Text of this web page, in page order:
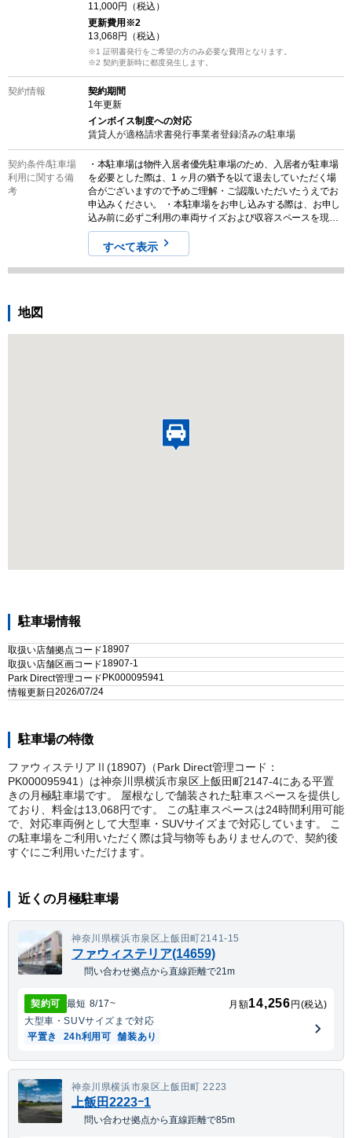
11,000円（税込）
更新費用※2
13,068円（税込）
※1 証明書発行をご希望の方のみ必要な費用となります。
※2 契約更新時に都度発生します。
契約情報
契約期間
1 年更新
インボイス制度への対応
賃貸人が適格請求書発行事業者登録済みの駐車場
契約条件/駐車場
利用に関する備
考
・本駐車場は物件入居者優先駐車場のため、入居者が駐車場
を必要とした際は、1 ヶ月の猶予を以て退去していただく場
合がございますので予めご理解・ご認識いただいたうえでお
申込みください。 ・本駐車場をお申し込みする際は、お申し
込み前に必ずご利用の車両サイズおよび収容スペースを現地
でご確認ください。また、募集情報と実際の現地の状況が異
なる場合がございます。その場合は、現況を優先させていた
だきますので気になる方はお申し込みをご遠慮ください。な
お、契約締結後のキャンセルやクレームに対する返金は一切
すべて表示
地図
駐車場情報
取扱い店舗拠点コード18907
取扱い店舗区画コード18907-1
Park Direct管理コードPK000095941
情報更新日2026/07/24
駐車場の特徴
ファウィステリアⅡ(18907)（Park Direct管理コード：
PK000095941）は神奈川県横浜市泉区上飯田町2147-4にある平置
きの月極駐車場です。 屋根なしで舗装された駐車スペースを提供し
ており、料金は13,068円です。 この駐車スペースは24時間利用可能
で、対応車両例として大型車・SUVサイズまで対応しています。 こ
の駐車場をご利用いただく際は貸与物等もありませんので、契約後
すぐにご利用いただけます。
近くの月極駐車場
神奈川県横浜市泉区上飯田町2141-15
ファウィステリア(14659)
問い合わせ拠点から直線距離で21m
契約可 最短 8/17~ 月額14,256円(税込)
大型車・SUVサイズまで対応
平置き
24h利用可 舗装あり
神奈川県横浜市泉区上飯田町 2223
上飯田2223ｰ1
問い合わせ拠点から直線距離で85m